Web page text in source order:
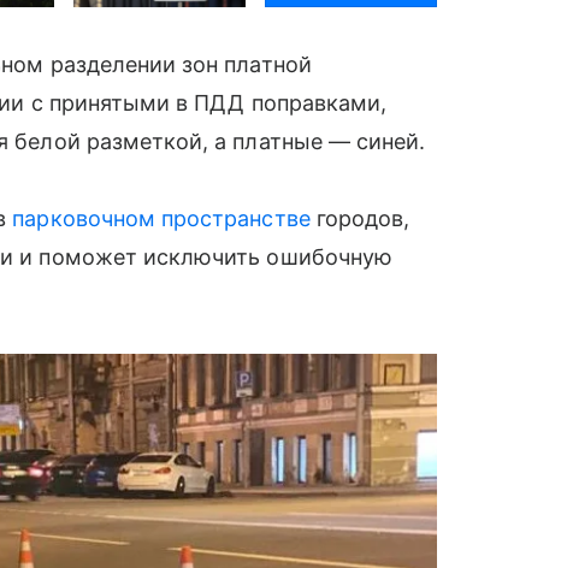
разделении зон платной
с принятыми в ПДД поправками,
белой разметкой, а платные — синей.
парковочном пространствегородов,
и поможет исключить ошибочную